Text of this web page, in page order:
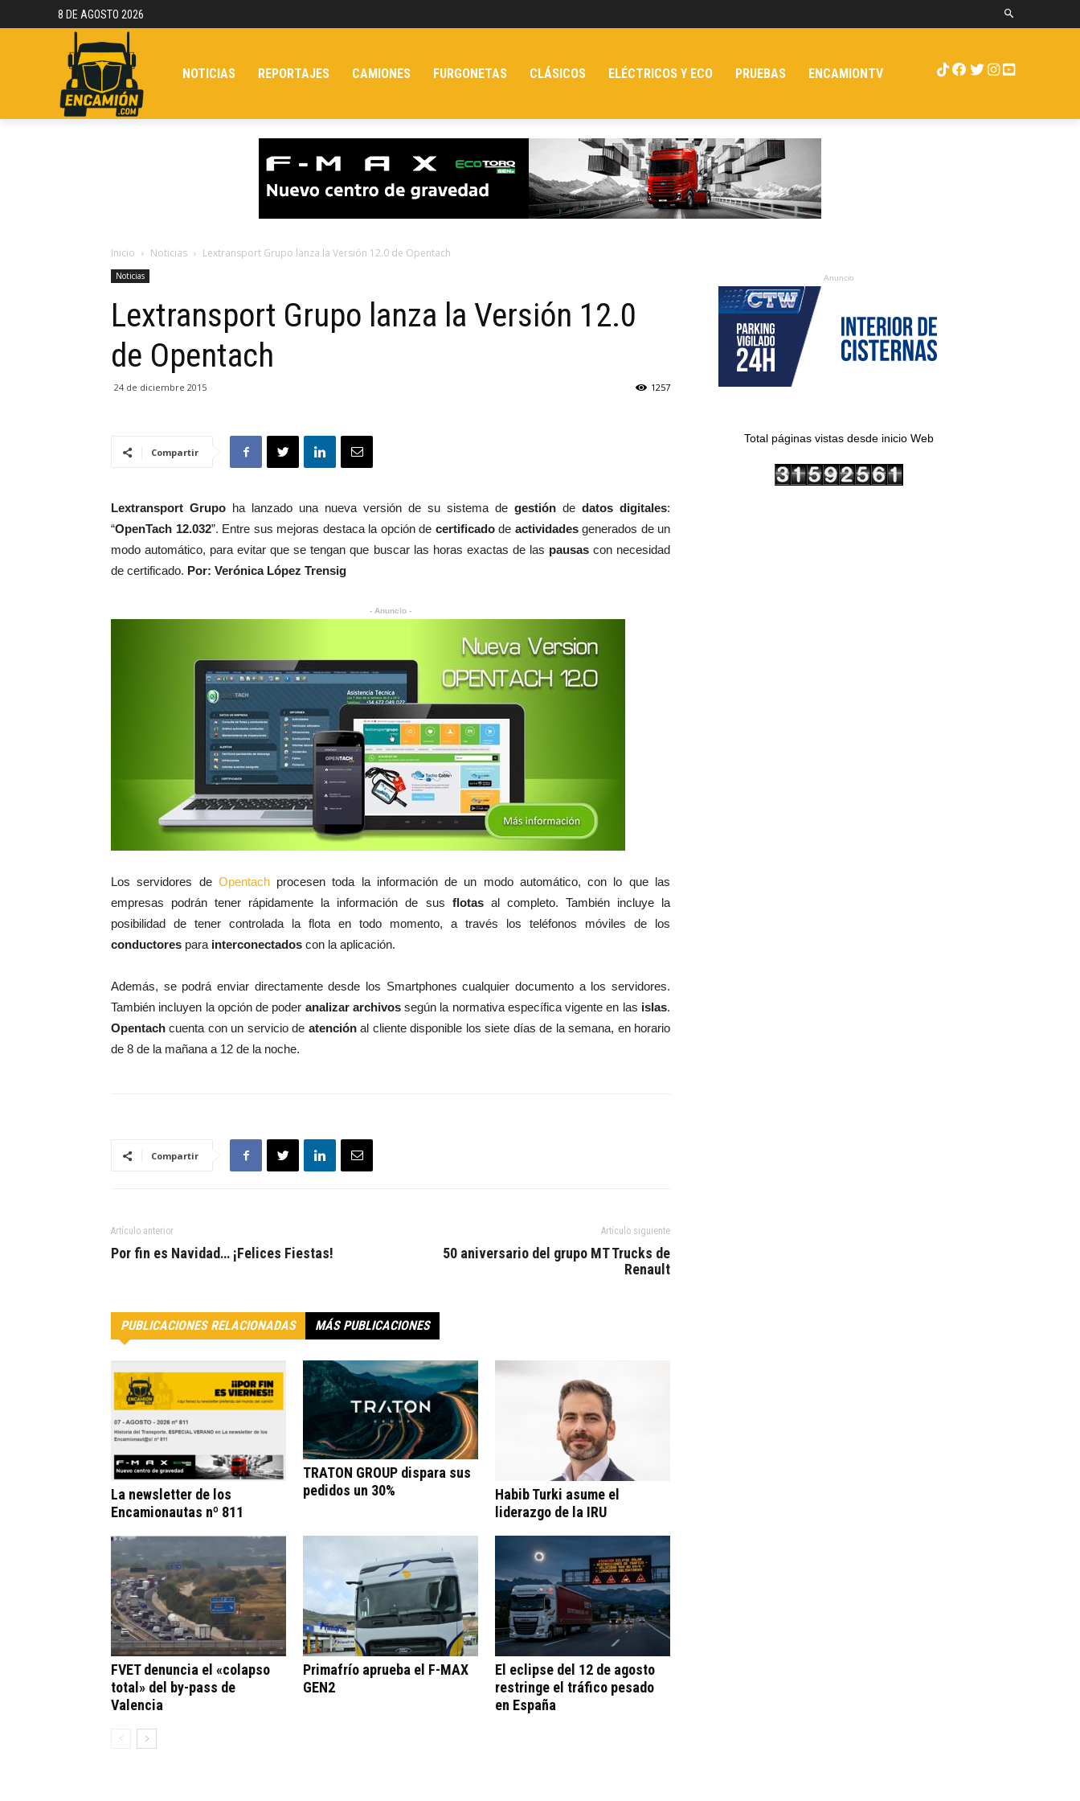
8 DE AGOSTO 2026
NOTICIAS REPORTAJES CAMIONES FURGONETAS CLÁSICOS ELÉCTRICOS Y ECO PRUEBAS ENCAMIONTV
Inicio Noticias Lextransport Grupo lanza la Versión 12.0 de Opentach
Noticias
Lextransport Grupo lanza la Versión 12.0
de Opentach
24 de diciembre 2015 1257
Compartir
Lextransport Grupo ha lanzado una nueva versión de su sistema de gestión de datos digitales:
“OpenTach 12.032”. Entre sus mejoras destaca la opción de certificadode actividadesgenerados de un
modo automático, para evitar que se tengan que buscar las horas exactas de las pausascon necesidad
de certificado. Por: Verónica López Trensig
- Anuncio -
Los servidores de Opentachprocesen toda la información de un modo automático, con lo que las
empresas podrán tener rápidamente la información de sus flotasal completo. También incluye la
posibilidad de tener controlada la flota en todo momento, a través los teléfonos móviles de los
conductores para interconectados con la aplicación.
Además, se podrá enviar directamente desde los Smartphones cualquier documento a los servidores.
También incluyen la opción de poder analizar archivossegún la normativa específica vigente en las islas.
Opentach cuenta con un servicio de atenciónal cliente disponible los siete días de la semana, en horario
de 8 de la mañana a 12 de la noche.
Compartir
Artículo anterior
Por fin es Navidad… ¡Felices Fiestas!
Artículo siguiente
50 aniversario del grupo MT Trucks de
Renault
PUBLICACIONES RELACIONADAS MÁS PUBLICACIONES
La newsletter de los
Encamionautas nº 811
TRATON GROUP dispara sus
pedidos un 30%
Habib Turki asume el
liderazgo de la IRU
FVET denuncia el «colapso
total» del by-pass de
Valencia
Primafrío aprueba el F-MAX
GEN2
El eclipse del 12 de agosto
restringe el tráfico pesado
en España
Anuncio
Total páginas vistas desde inicio Web